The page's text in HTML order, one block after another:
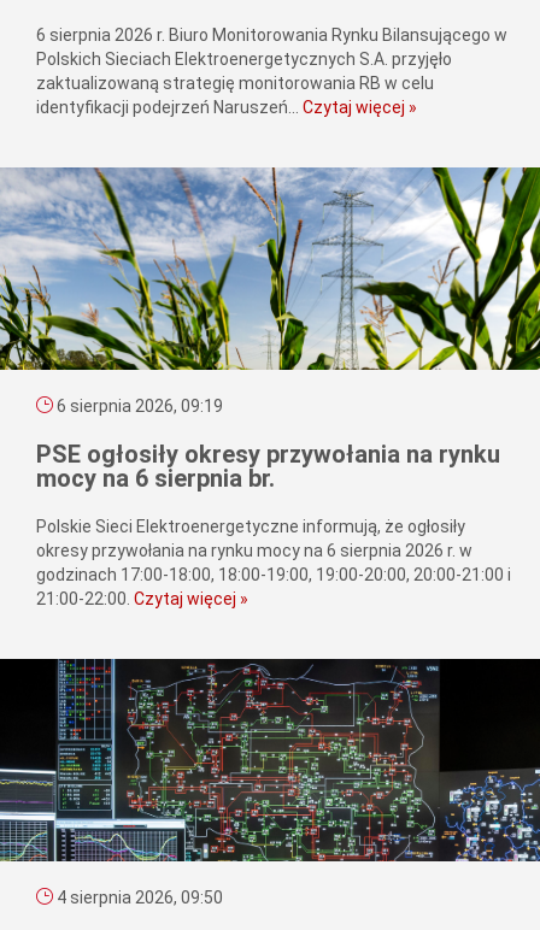
6 sierpnia 2026 r. Biuro Monitorowania Rynku Bilansującego w
Polskich Sieciach Elektroenergetycznych S.A. przyjęło
zaktualizowaną strategię monitorowania RB w celu
identyfikacji podejrzeń Naruszeń... Czytaj więcej »
6 sierpnia 2026, 09:19
PSE ogłosiły okresy przywołania na rynku
mocy na 6 sierpnia br.
Polskie Sieci Elektroenergetyczne informują, że ogłosiły
okresy przywołania na rynku mocy na 6 sierpnia 2026 r. w
godzinach 17:00-18:00, 18:00-19:00, 19:00-20:00, 20:00-21:00 i
21:00-22:00. Czytaj więcej »
4 sierpnia 2026, 09:50